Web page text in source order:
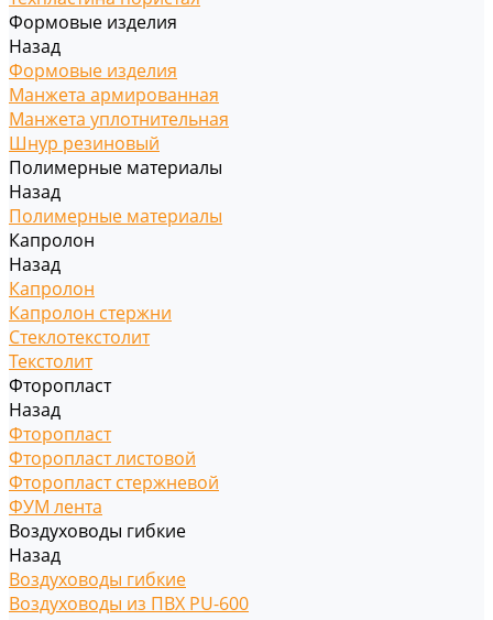
Формовые изделия
Назад
Формовые изделия
Манжета армированная
Манжета уплотнительная
Шнур резиновый
Полимерные материалы
Назад
Полимерные материалы
Капролон
Назад
Капролон
Капролон стержни
Стеклотекстолит
Текстолит
Фторопласт
Назад
Фторопласт
Фторопласт листовой
Фторопласт стержневой
ФУМ лента
Воздуховоды гибкие
Назад
Воздуховоды гибкие
Воздуховоды из ПВХ PU-600